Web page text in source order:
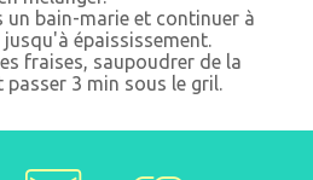
un bain-marie et continuer à
épaississement.
fraises, saupoudrer de la
3 min sous le gril.